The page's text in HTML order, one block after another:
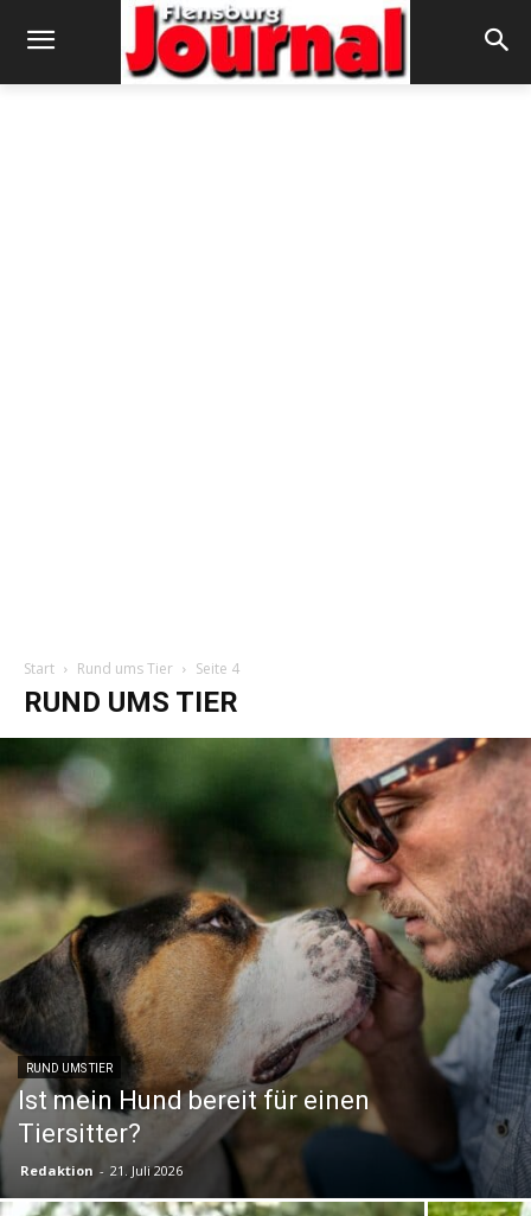
Start Rund ums Tier Seite 4
RUND UMS TIER
RUND UMS TIER
Ist mein Hund bereit für einen
Tiersitter?
Redaktion - 21. Juli 2026